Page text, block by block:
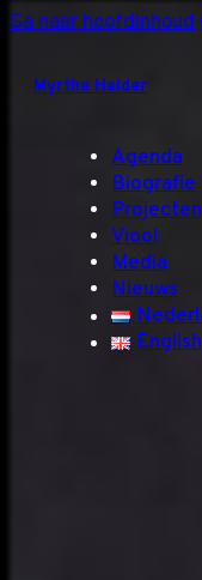
Ga naar hoofdinhoud
Myrthe Helder
Agenda
Biografie
Projecten
Viool
Media
Nieuws
English